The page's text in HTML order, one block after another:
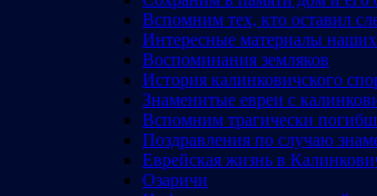
Вспомним тех, кто оставил
Интересные материалы наших
Воспоминания земляков
История калинковичского
Знаменитые евреи с
Вспомним трагически
Поздравления по случаю
Еврейская жизнь в
Озаричи